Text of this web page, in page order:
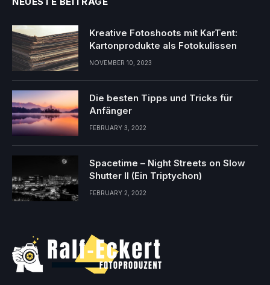
Kreative Fotoshoots mit KarTent:
Kartonprodukte als Fotokulissen
NOVEMBER 10, 2023
Die besten Tipps und Tricks für
Anfänger
FEBRUARY 3, 2022
Spacetime – Night Streets on Slow
Shutter II (Ein Triptychon)
FEBRUARY 2, 2022